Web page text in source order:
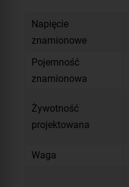
Napięcie
znamionowe
Pojemność
znamionowa
Żywotność
projektowana
Waga